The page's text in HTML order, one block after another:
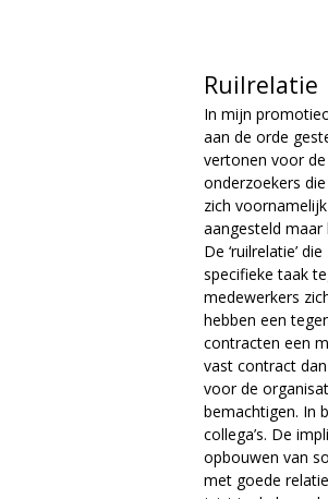
M
a
g
a
z
i
n
e
Ruilrelatie
In mijn
aan de orde
vertonen voor
onderzoekers
zich
aangesteld maar
De ‘ruilrelatie’
specifieke taak
medewerkers
hebben een
contracten een
vast contract
voor de
bemachtigen. In
collega’s. De
opbouwen van
met goede